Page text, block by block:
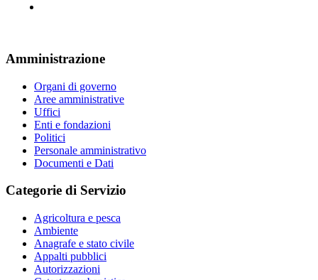
Amministrazione
Organi di governo
Aree amministrative
Uffici
Enti e fondazioni
Politici
Personale amministrativo
Documenti e Dati
Categorie di Servizio
Agricoltura e pesca
Ambiente
Anagrafe e stato civile
Appalti pubblici
Autorizzazioni